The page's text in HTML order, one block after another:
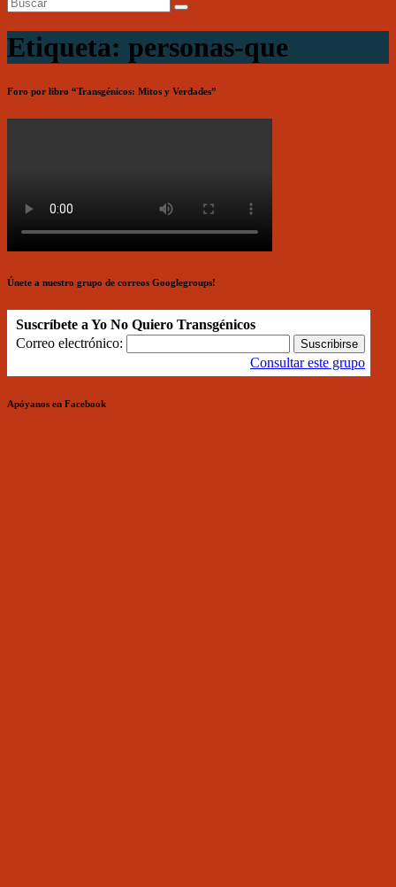
Etiqueta: personas-que
Foro por libro “Transgénicos: Mitos y Verdades”
Únete a nuestro grupo de correos Googlegroups!
Suscríbete a Yo No Quiero Transgénicos
Correo electrónico:
Consultar este grupo
Apóyanos en Facebook